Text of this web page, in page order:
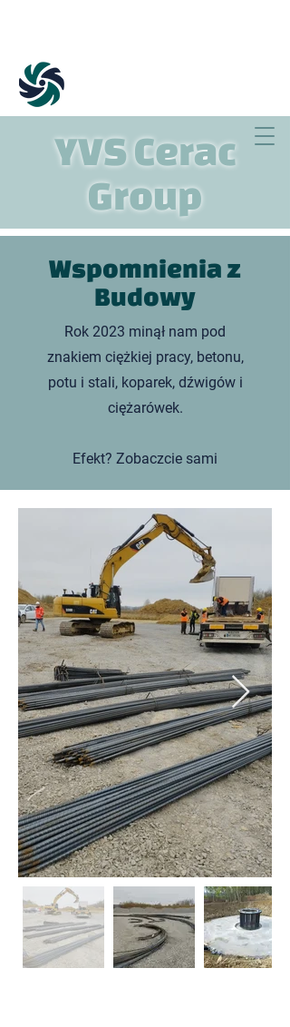
YVS Cerac
Group
Wspomnienia z
Budowy
Rok 2023 minął nam pod
znakiem ciężkiej pracy, betonu,
potu i stali, koparek, dźwigów i
ciężarówek.
Efekt? Zobaczcie sami